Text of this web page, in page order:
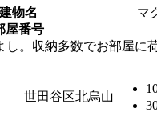
物名
マ
屋番号
し。収納多数でお部屋に
世田谷区北烏山